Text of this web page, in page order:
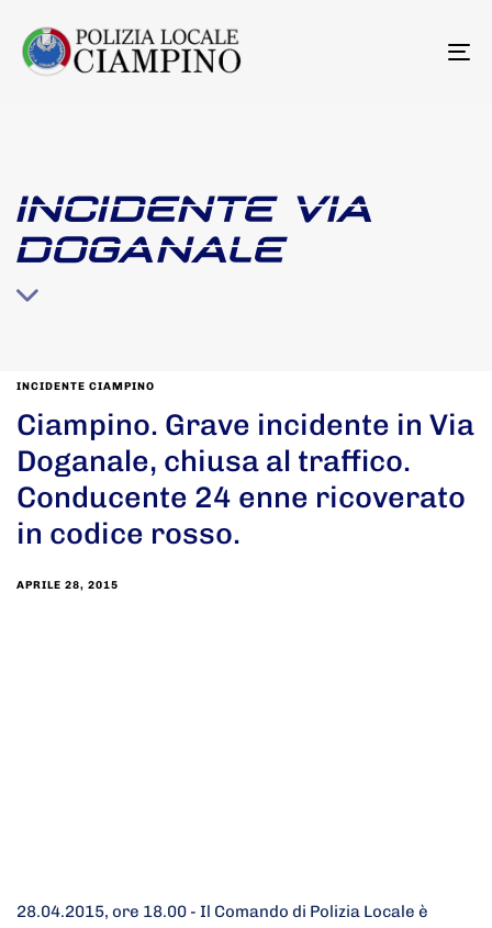
INCIDENTE VIA
DOGANALE
INCIDENTE CIAMPINO
Ciampino. Grave incidente in Via
Doganale, chiusa al traffico.
Conducente 24 enne ricoverato
in codice rosso.
APRILE 28, 2015
28.04.2015, ore 18.00 - Il Comando di Polizia Locale è